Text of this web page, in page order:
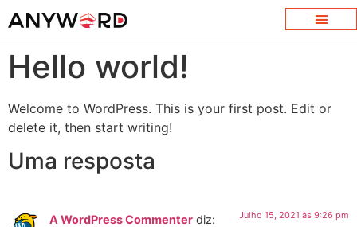
Hello world!
Welcome to WordPress. This is your first post. Edit or
delete it, then start writing!
Uma resposta
A WordPress Commenter diz: Julho 15, 2021 às 9:26 pm